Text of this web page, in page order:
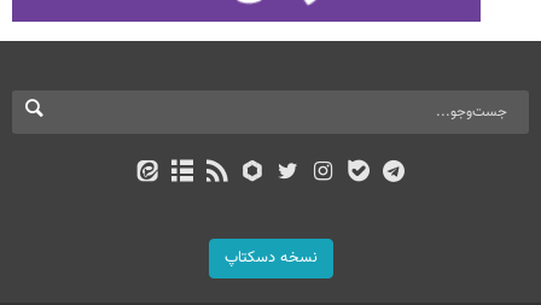
نسخه دسکتاپ